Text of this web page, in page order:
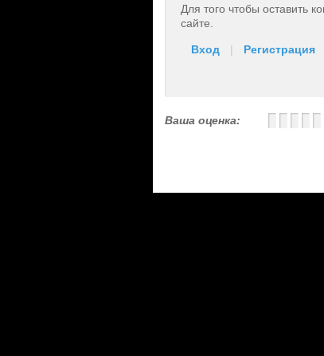
Для того чтобы оставить
сайте.
Вход | Регистрация
Ваша оценка: